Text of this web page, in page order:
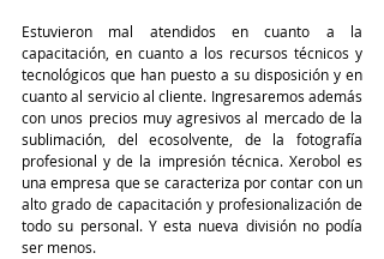
Estuvieron mal atendidos en cuanto a la
capacitación, en cuanto a los recursos técnicos y
tecnológicos que han puesto a su disposición y en
cuanto al servicio al cliente. Ingresaremos además
con unos precios muy agresivos al mercado de la
sublimación, del ecosolvente, de la fotografía
profesional y de la impresión técnica. Xerobol es
una empresa que se caracteriza por contar con un
alto grado de capacitación y profesionalización de
todo su personal. Y esta nueva división no podía
ser menos.